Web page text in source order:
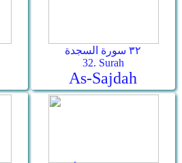
٣٢ سورة السجدة
32. Surah
As-­Sajdah